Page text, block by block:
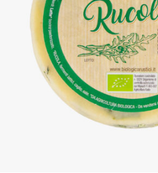
DETTAGLI